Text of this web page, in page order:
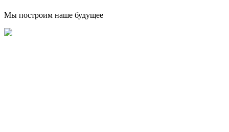
Мы построим наше будущее